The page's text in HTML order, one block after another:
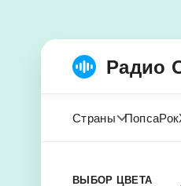
Радио
Страны ПопсаРок
ВЫБОР ЦВЕТА